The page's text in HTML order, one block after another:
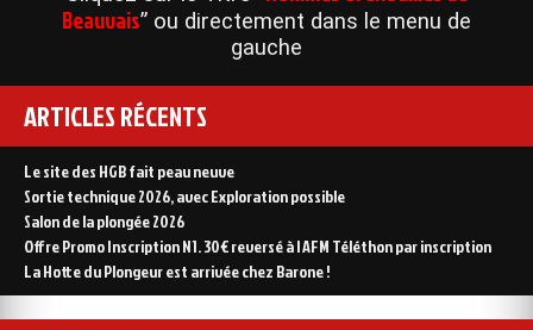
Beauvais” ou directement dans le menu de
gauche
ARTICLES RÉCENTS
Le site des HGB fait peau neuve
Sortie technique 2026, avec Exploration possible
Salon de la plongée 2026
Offre Promo Inscription N1. 30€ reversé à l AFM Téléthon par inscription
La Hotte du Plongeur est arrivée chez Barone !